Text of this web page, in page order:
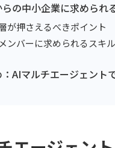
の中小企業に求められ
が押さえるべきポイント
ンバーに求められるスキル
AIマルチエージェント